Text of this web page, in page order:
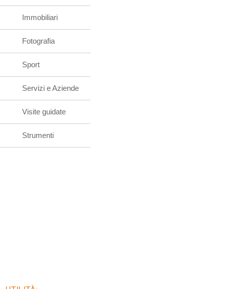
Immobiliari
Fotografia
Sport
Servizi e Aziende
Visite guidate
Strumenti